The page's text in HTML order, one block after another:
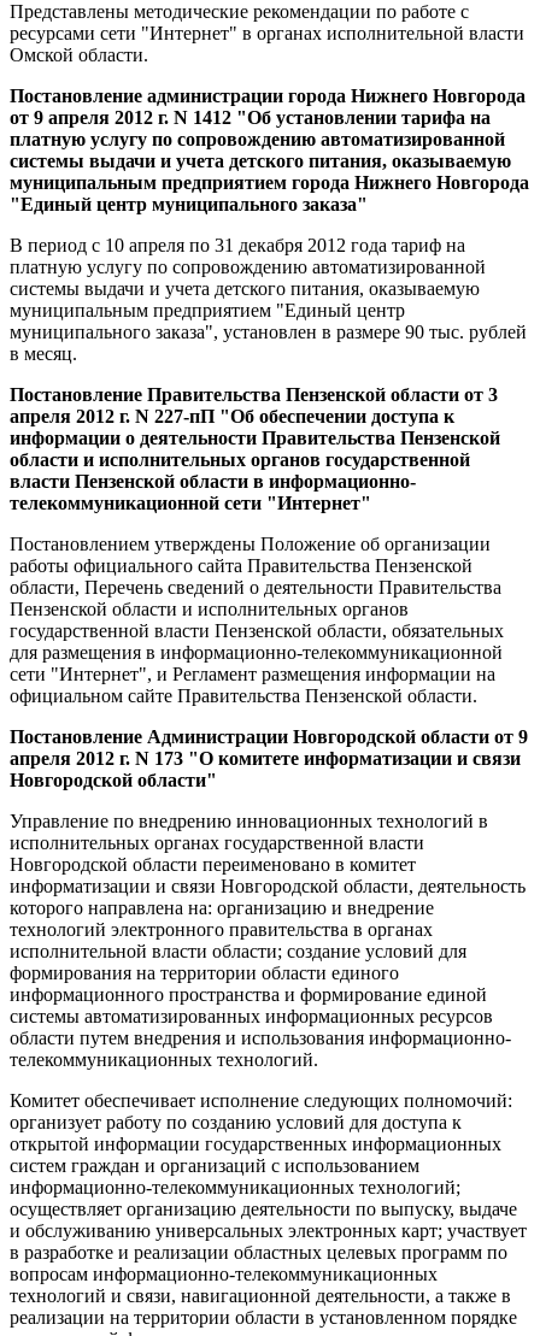
Представлены методические рекомендации по работе с
ресурсами сети "Интернет" в органах исполнительной власти
Омской области.
Постановление администрации города Нижнего Новгорода
от 9 апреля 2012 г. N 1412 "Об установлении тарифа на
платную услугу по сопровождению автоматизированной
системы выдачи и учета детского питания, оказываемую
муниципальным предприятием города Нижнего Новгорода
"Единый центр муниципального заказа"
В период с 10 апреля по 31 декабря 2012 года тариф на
платную услугу по сопровождению автоматизированной
системы выдачи и учета детского питания, оказываемую
муниципальным предприятием "Единый центр
муниципального заказа", установлен в размере 90 тыс. рублей
в месяц.
Постановление Правительства Пензенской области от 3
апреля 2012 г. N 227-пП "Об обеспечении доступа к
информации о деятельности Правительства Пензенской
области и исполнительных органов государственной
власти Пензенской области в информационно-
телекоммуникационной сети "Интернет"
Постановлением утверждены Положение об организации
работы официального сайта Правительства Пензенской
области, Перечень сведений о деятельности Правительства
Пензенской области и исполнительных органов
государственной власти Пензенской области, обязательных
для размещения в информационно-телекоммуникационной
сети "Интернет", и Регламент размещения информации на
официальном сайте Правительства Пензенской области.
Постановление Администрации Новгородской области от 9
апреля 2012 г. N 173 "О комитете информатизации и связи
Новгородской области"
Управление по внедрению инновационных технологий в
исполнительных органах государственной власти
Новгородской области переименовано в комитет
информатизации и связи Новгородской области, деятельность
которого направлена на: организацию и внедрение
технологий электронного правительства в органах
исполнительной власти области; создание условий для
формирования на территории области единого
информационного пространства и формирование единой
системы автоматизированных информационных ресурсов
области путем внедрения и использования информационно-
телекоммуникационных технологий.
Комитет обеспечивает исполнение следующих полномочий:
организует работу по созданию условий для доступа к
открытой информации государственных информационных
систем граждан и организаций с использованием
информационно-телекоммуникационных технологий;
осуществляет организацию деятельности по выпуску, выдаче
и обслуживанию универсальных электронных карт; участвует
в разработке и реализации областных целевых программ по
вопросам информационно-телекоммуникационных
технологий и связи, навигационной деятельности, а также в
реализации на территории области в установленном порядке